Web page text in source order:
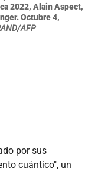
2022, Alain Aspect,
Octubre 4,
AFP
por sus
cuántico", un